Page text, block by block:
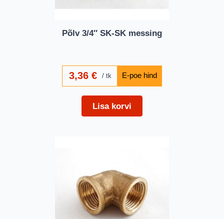
Põlv 3/4″ SK-SK messing
3,36€ tk
Lisa korvi